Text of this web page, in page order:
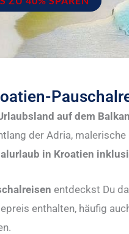
auf dem
der Adria,
in Kroatien
entdeckst Du
enthalten, häufig